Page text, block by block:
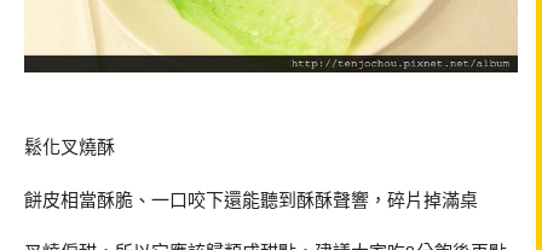
鬆化叉燒酥
餅皮相當酥脆、一口咬下還能聽到酥酥聲響，碎片掉滿桌